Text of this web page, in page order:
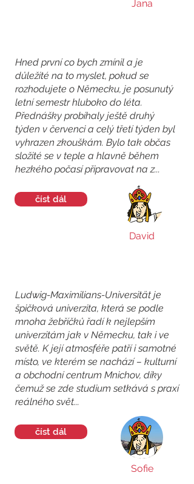
Jana
Hned první co bych zmínil a je
důležité na to myslet, pokud se
rozhodujete o Německu, je posunutý
letní semestr hluboko do léta.
Přednášky probíhaly ještě druhý
týden v červenci a celý třetí týden byl
vyhrazen zkouškám. Bylo tak občas
složité se v teple a hlavně během
hezkého počasí připravovat na z...
číst dál
David
Ludwig-Maximilians-Universität je
špičková univerzita, která se podle
mnoha žebříčků řadí k nejlepším
univerzitám jak v Německu, tak i ve
světě. K její atmosféře patří i samotné
místo, ve kterém se nachází – kulturní
a obchodní centrum Mnichov, díky
čemuž se zde studium setkává s praxí
reálného svět...
číst dál
Sofie